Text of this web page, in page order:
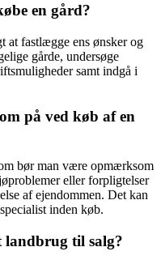
en gård?
at fastlægge ens ønsker og
gårde, undersøge
samt indgå i
på ved køb af en
bør man være opmærksom
eller forpligtelser
af ejendommen. Det kan
inden køb.
landbrug til salg?